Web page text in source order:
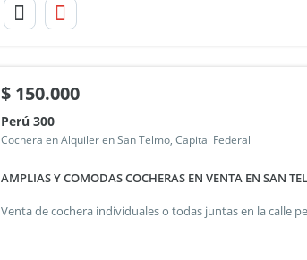
$150.000
Perú 300
Cochera en Alquiler en San Telmo, Capital Federal
AMPLIAS Y COMODAS COCHERAS EN VENTA EN SAN